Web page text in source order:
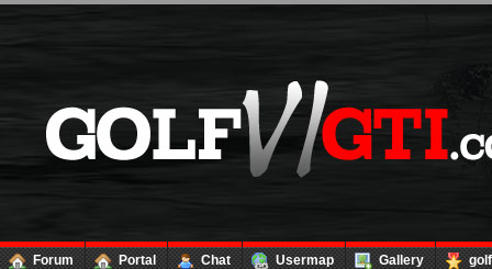
Forum Portal Chat Usermap Gallery